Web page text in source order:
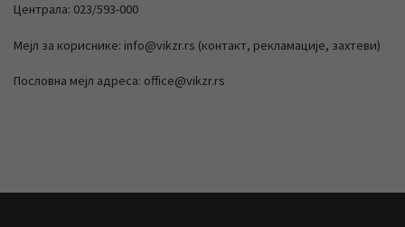
Централа: 023/593-000
Мејл за кориснике: info@vikzr.rs (контакт, рекламације, захтеви)
Пословна мејл адреса: office@vikzr.rs